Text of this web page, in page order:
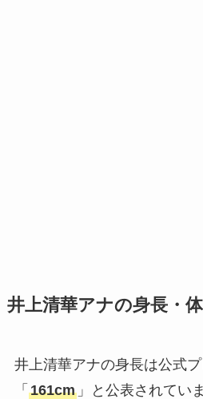
井上清華アナの身長・
井上清華アナの身長は公式
「 161cm」と公表されてい